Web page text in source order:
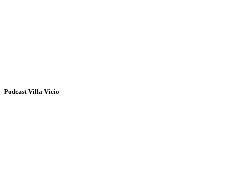
Podcast Villa Vicio